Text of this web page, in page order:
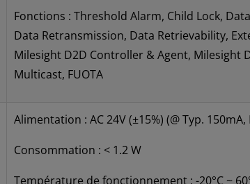
Fonctions : Threshold Alarm, Child Lock,
Data Retransmission, Data Retrievability,
Milesight D2D Controller & Agent, Milesight
Multicast, FUOTA
Alimentation : AC 24V (±15%) (@ Typ. 150mA,
Consommation : < 1.2 W
Température de fonctionnement : -20°C ~